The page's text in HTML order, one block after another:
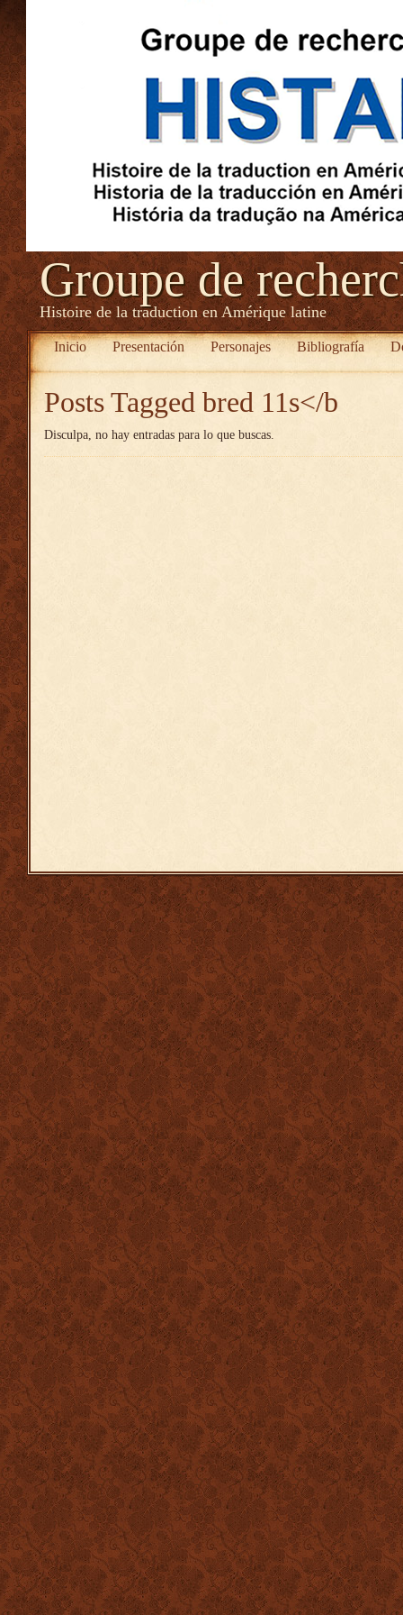
Groupe de
Histoire de la traduction en Amérique latine
Inicio Presentación Personajes Bibliografía
Posts Tagged bred 11s</b
Disculpa, no hay entradas para lo que buscas.